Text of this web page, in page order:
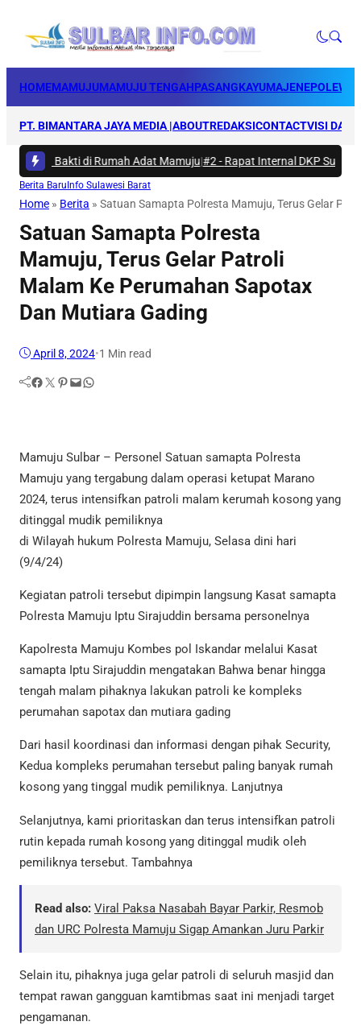
HOMEMAMUJUMAMUJU TENGAHPASANGKAYUMAJENE
PT. BIMANTARA JAYA MEDIA |ABOUTREDAKSICONTACTVISI DAN
Bakti di Rumah Adat Mamuju|#2 -Rapat Internal DKP Sulbar,
Berita Baru Info Sulawesi Barat
Home » Berita » Satuan Samapta Polresta Mamuju, Terus Gelar
Satuan Samapta Polresta
Mamuju, Terus Gelar Patroli
Malam Ke Perumahan Sapotax
Dan Mutiara Gading
April 8, 2024•1 Min read
Facebook Twitter Pinterest Mail WhatsApp
Mamuju Sulbar – Personel Satuan samapta Polresta
Mamuju yang tergabung dalam operasi ketupat Marano
2024, terus intensifkan patroli malam kerumah kosong yang
ditinggal mudik pemiliknya
di Wilayah hukum Polresta Mamuju, Selasa dini hari
(9/4/24)
Kegiatan patroli tersebut dipimpin langsung Kasat samapta
Polresta Mamuju Iptu Sirajuddin bersama personelnya
Kapolresta Mamuju Kombes pol Iskandar melalui Kasat
samapta Iptu Sirajuddin mengatakan Bahwa benar hingga
tengah malam pihaknya lakukan patroli ke kompleks
perumahan sapotax dan mutiara gading
Dari hasil koordinasi dan informasi dengan pihak Security,
Kedua kompleks perumahan tersebut paling banyak rumah
kosong yang tinggal mudik pemiliknya. Lanjutnya
Selanjutnya, kami prioritaskan dan terus intensifkan patroli
rutin kepada rumah kosong yang ditinggal mudik oleh
pemiliknya tersebut. Tambahnya
Read also: Viral Paksa Nasabah Bayar Parkir, Resmob
dan URC Polresta Mamuju Sigap Amankan Juru Parkir
Selain itu, pihaknya juga gelar patroli di seluruh masjid dan
tempat rawan gangguan kamtibmas saat ini menjadi target
pengamanan.